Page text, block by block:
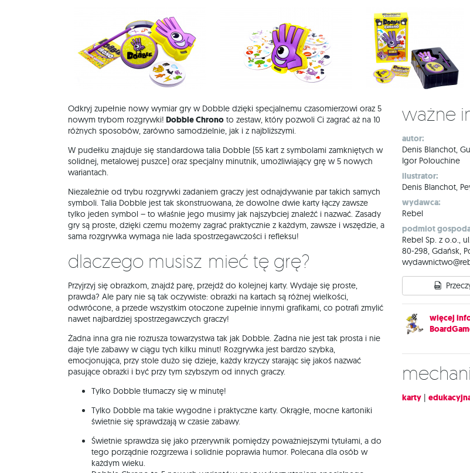
Odkryj zupełnie nowy wymiar gry w Dobble dzięki specjalnemu czasomierzowi oraz 5
nowym trybom rozgrywki! Dobble Chrono to zestaw, który pozwoli Ci zagrać aż na 10
różnych sposobów, zarówno samodzielnie, jak i z najbliższymi.
W pudełku znajduje się standardowa talia Dobble (55 kart z symbolami zamkniętych w
solidnej, metalowej puszce) oraz specjalny minutnik, umożliwiający grę w 5 nowych
wariantach.
Niezależnie od trybu rozgrywki zadaniem graczy jest odnajdywanie par takich samych
symboli. Talia Dobble jest tak skonstruowana, że dowolne dwie karty łączy zawsze
tylko jeden symbol – to właśnie jego musimy jak najszybciej znaleźć i nazwać. Zasady
gry są proste, dzięki czemu możemy zagrać praktycznie z każdym, zawsze i wszędzie, a
sama rozgrywka wymaga nie lada spostrzegawczości i refleksu!
Dlaczego musisz mieć tę grę?
Przyjrzyj się obrazkom, znajdź parę, przejdź do kolejnej karty. Wydaje się proste,
prawda? Ale pary nie są tak oczywiste: obrazki na kartach są różnej wielkości,
odwrócone, a przede wszystkim otoczone zupełnie innymi grafikami, co potrafi zmylić
nawet najbardziej spostrzegawczych graczy!
Żadna inna gra nie rozrusza towarzystwa tak jak Dobble. Żadna nie jest tak prosta i nie
daje tyle zabawy w ciągu tych kilku minut! Rozgrywka jest bardzo szybka,
emocjonująca, przy stole dużo się dzieje, każdy krzyczy starając się jakoś nazwać
pasujące obrazki i być przy tym szybszym od innych graczy.
Tylko Dobble tłumaczy się w minutę!
Tylko Dobble ma takie wygodne i praktyczne karty. Okrągłe, mocne kartoniki
świetnie się sprawdzają w czasie zabawy.
Świetnie sprawdza się jako przerywnik pomiędzy poważniejszymi tytułami, a do
tego porządnie rozgrzewa i solidnie poprawia humor. Polecana dla osób w
każdym wieku.
autor:
Denis Blanchot,
Igor Polouchine
ilustrator:
Denis Blanchot,
wydawca:
Rebel
podmiot
Rebel Sp. z o.o.,
80-298, Gdańsk,
więcej
karty |